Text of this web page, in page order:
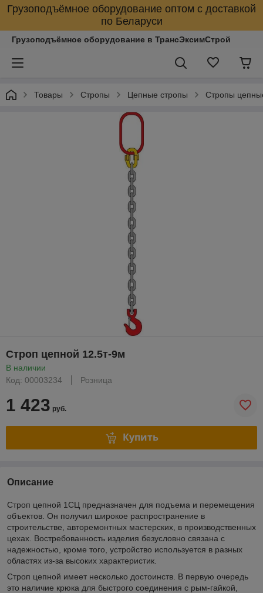
Грузоподъёмное оборудование оптом с доставкой
по Беларуси
Грузоподъёмное оборудование в ТрансЭксимСтрой
Товары Стропы Цепные стропы Стропы
Строп цепной 12.5т-9м
В наличии
Код: 00003234
Розница
1 423 руб.
Купить
Описание
Строп цепной 1СЦ предназначен для подъема и перемещения
объектов. Он получил широкое распространение в
строительстве, авторемонтных мастерских, в производственных
цехах. Востребованность изделия безусловно связана с
надежностью, кроме того, устройство используется в разных
областях из-за высоких характеристик.
Строп цепной имеет несколько достоинств. В первую очередь
это наличие крюка для быстрого соединения с рым-гайкой,